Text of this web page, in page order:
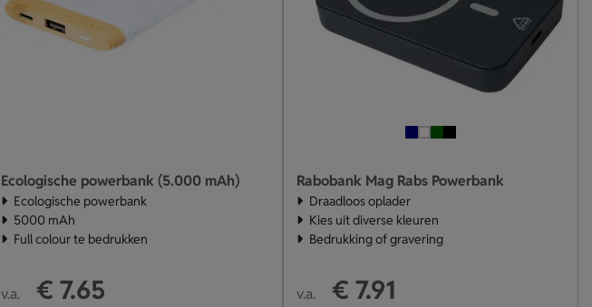
Ecologische powerbank (5.000 mAh)
Ecologische powerbank
5000 mAh
Full colour te bedrukken
v.a. € 7.65
Rabobank Mag Rabs Powerbank
Draadloos oplader
Kies uit diverse kleuren
Bedrukking of gravering
v.a. € 7.91